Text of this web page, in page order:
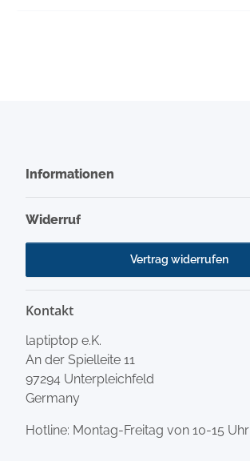
Informationen
Widerruf
Vertrag widerrufen
Kontakt
laptiptop e.K.
An der Spielleite 11
97294 Unterpleichfeld
Germany
Hotline: Montag-Freitag von 10-15 Uhr